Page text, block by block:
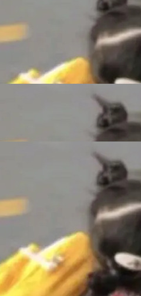
一次编辑：Delt
作，...
亚马逊、Alpha
巨头相比，Spa
目。然而，支
截然不同的面
依托充沛的经
Muse Spark
一句话概括：
install.
自动规划、写
据介绍，Muse
agent。这些后
识图谱校
全局视野。整个
图 → 控制难度
TENT。
入Mooncake T
、非零拷贝
底层基
续腾讯网平将
高性能通信组
中实现了一
擎（Engine），
企业研发场景的
借卓越的技术
私有化部署，
越来越多企业已
过调用公有云模
效率。但随着 AI
团队级、组织
工智能
布《2025年人工
展示人工智能在
座、行业赋能、
方向。深信服
时代的结